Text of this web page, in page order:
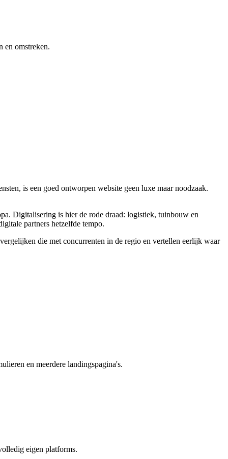
en omstreken.
is een goed ontworpen website geen luxe maar noodzaak.
Digitalisering is hier de rode draad: logistiek, tuinbouw en
partners hetzelfde tempo.
die met concurrenten in de regio en vertellen eerlijk waar
en meerdere landingspagina's.
eigen platforms.